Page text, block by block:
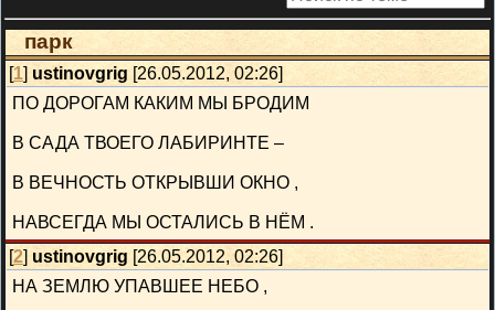
парк
[1] ustinovgrig [26.05.2012, 02:26]
ПО ДОРОГАМ КАКИМ МЫ БРОДИМ
В САДА ТВОЕГО ЛАБИРИНТЕ –
В ВЕЧНОСТЬ ОТКРЫВШИ ОКНО ,
НАВСЕГДА МЫ ОСТАЛИСЬ В НЁМ .
[2] ustinovgrig [26.05.2012, 02:26]
НА ЗЕМЛЮ УПАВШЕЕ НЕБО ,